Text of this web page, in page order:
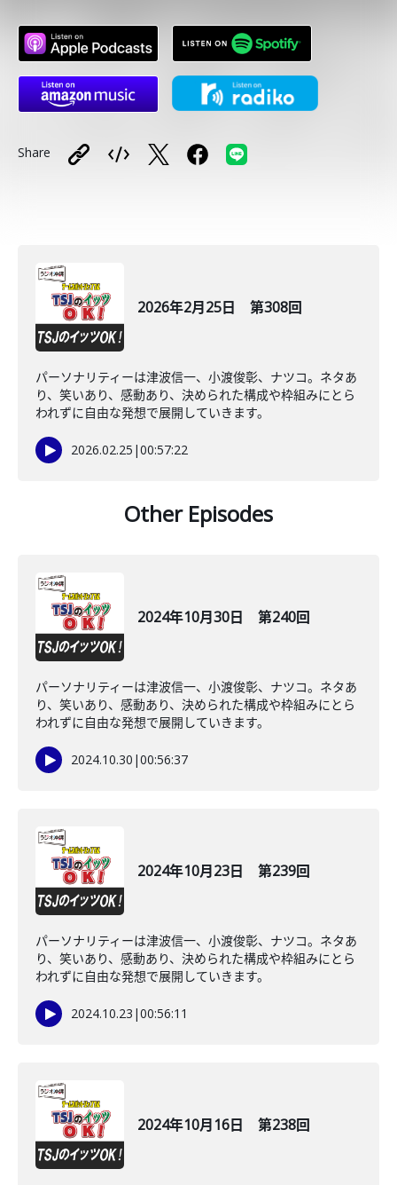
Share
2026年2月25日 第308回
パーソナリティーは津波信一、小渡俊彰、ナツコ。ネタあ
り、笑いあり、感動あり、決められた構成や枠組みにとら
われずに自由な発想で展開していきます。
2026.02.25 |00:57:22
Other Episodes
2024年10月30日 第240回
パーソナリティーは津波信一、小渡俊彰、ナツコ。ネタあ
り、笑いあり、感動あり、決められた構成や枠組みにとら
われずに自由な発想で展開していきます。
2024.10.30 |00:56:37
2024年10月23日 第239回
パーソナリティーは津波信一、小渡俊彰、ナツコ。ネタあ
り、笑いあり、感動あり、決められた構成や枠組みにとら
われずに自由な発想で展開していきます。
2024.10.23 |00:56:11
2024年10月16日 第238回